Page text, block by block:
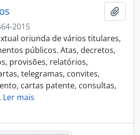
2015
oriunda de vários titulares,
públicos. Atas, decretos,
provisões, relatórios,
telegramas, convites,
cartas patente, consultas,
Ler mais